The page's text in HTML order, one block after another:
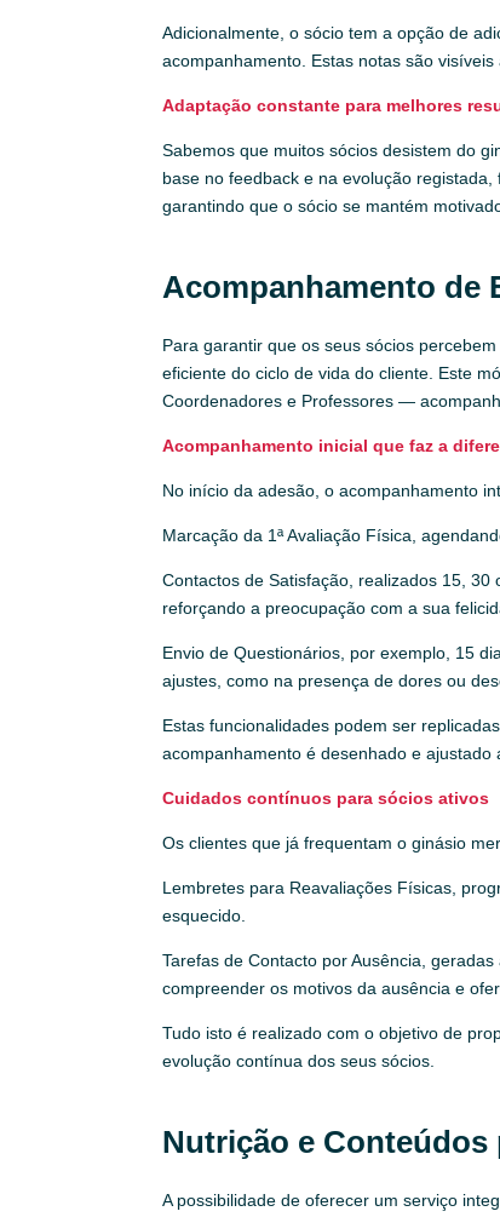
Adicionalmente, o sócio tem a opção de
acompanhamento. Estas notas são
Adaptação constante para melhores
Sabemos que muitos sócios desistem do
base no feedback e na evolução
garantindo que o sócio se mantém
Acompanhamento de
Para garantir que os seus sócios
eficiente do ciclo de vida do cliente. Este
Coordenadores e Professores —
Acompanhamento inicial que faz a
No início da adesão, o acompanhamento
Marcação da 1ª Avaliação Física,
Contactos de Satisfação, realizados 15,
reforçando a preocupação com a sua
Envio de Questionários, por exemplo, 15
ajustes, como na presença de dores ou
Estas funcionalidades podem ser
acompanhamento é desenhado e
Cuidados contínuos para sócios ativos
Os clientes que já frequentam o ginásio
Lembretes para Reavaliações Físicas,
esquecido.
Tarefas de Contacto por Ausência,
compreender os motivos da ausência e
Tudo isto é realizado com o objetivo de
evolução contínua dos seus sócios.
Nutrição e Conteúdos
A possibilidade de oferecer um serviço